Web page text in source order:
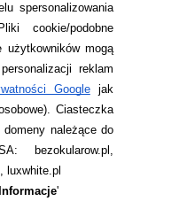
spersonalizowania
Pliki cookie/podobne
użytkowników mogą
reklam
Googlejak
). Ciasteczka
należące do
bezokularow.pl,
luxwhite.pl
'